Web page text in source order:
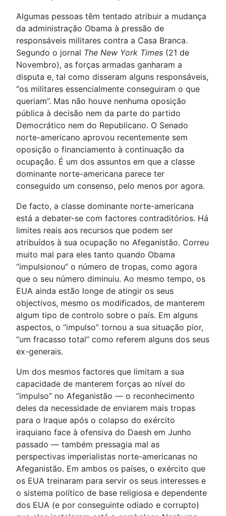
Algumas pessoas têm tentado atribuir a mudança
da administração Obama à pressão de
responsáveis militares contra a Casa Branca.
Segundo o jornal The New York Times (21 de
Novembro), as forças armadas ganharam a
disputa e, tal como disseram alguns responsáveis,
“os militares essencialmente conseguiram o que
queriam”. Mas não houve nenhuma oposição
pública à decisão nem da parte do partido
Democrático nem do Republicano. O Senado
norte-americano aprovou recentemente sem
oposição o financiamento à continuação da
ocupação. É um dos assuntos em que a classe
dominante norte-americana parece ter
conseguido um consenso, pelo menos por agora.
De facto, a classe dominante norte-americana
está a debater-se com factores contraditórios. Há
limites reais aos recursos que podem ser
atribuídos à sua ocupação no Afeganistão. Correu
muito mal para eles tanto quando Obama
“impulsionou” o número de tropas, como agora
que o seu número diminuiu. Ao mesmo tempo, os
EUA ainda estão longe de atingir os seus
objectivos, mesmo os modificados, de manterem
algum tipo de controlo sobre o país. Em alguns
aspectos, o “impulso” tornou a sua situação pior,
“um fracasso total” como referem alguns dos seus
ex-generais.
Um dos mesmos factores que limitam a sua
capacidade de manterem forças ao nível do
“impulso” no Afeganistão — o reconhecimento
deles da necessidade de enviarem mais tropas
para o Iraque após o colapso do exército
iraquiano face à ofensiva do Daesh em Junho
passado — também pressagia mal as
perspectivas imperialistas norte-americanas no
Afeganistão. Em ambos os países, o exército que
os EUA treinaram para servir os seus interesses e
o sistema político de base religiosa e dependente
dos EUA (e por conseguinte odiado e corrupto)